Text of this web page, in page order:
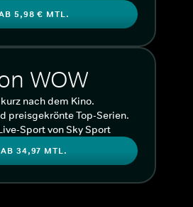
5,98 € MTL.
WOW
nach dem Kino.
preisgekrönte Top-Serien.
Sport von Sky Sport
AB 34,97 MTL.